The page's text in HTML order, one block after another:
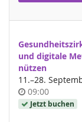
und digitale
nützen
11.–bis
28.
Uhrzeit
09:00
Jetzt buchen